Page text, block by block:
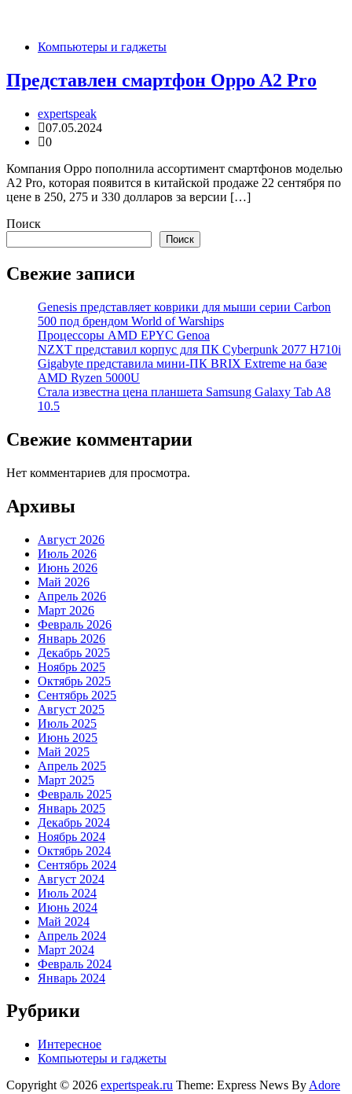
Компьютеры и гаджеты
Представлен смартфон Oppo A2 Pro
expertspeak
07.05.2024
0
Компания Oppo пополнила ассортимент смартфонов моделью
A2 Pro, которая появится в китайской продаже 22 сентября по
цене в 250, 275 и 330 долларов за версии […]
Поиск
Поиск
Свежие записи
Genesis представляет коврики для мыши серии Carbon
500 под брендом World of Warships
Процессоры AMD EPYC Genoa
NZXT представил корпус для ПК Cyberpunk 2077 H710i
Gigabyte представила мини-ПК BRIX Extreme на базе
AMD Ryzen 5000U
Стала известна цена планшета Samsung Galaxy Tab A8
10.5
Свежие комментарии
Нет комментариев для просмотра.
Архивы
Август 2026
Июль 2026
Июнь 2026
Май 2026
Апрель 2026
Март 2026
Февраль 2026
Январь 2026
Декабрь 2025
Ноябрь 2025
Октябрь 2025
Сентябрь 2025
Август 2025
Июль 2025
Июнь 2025
Май 2025
Апрель 2025
Март 2025
Февраль 2025
Январь 2025
Декабрь 2024
Ноябрь 2024
Октябрь 2024
Сентябрь 2024
Август 2024
Июль 2024
Июнь 2024
Май 2024
Апрель 2024
Март 2024
Февраль 2024
Январь 2024
Рубрики
Интересное
Компьютеры и гаджеты
Copyright © 2026 expertspeak.ru Theme: Express News By Adore